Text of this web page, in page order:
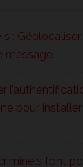
: Géolocaliser
message
pour installer
font